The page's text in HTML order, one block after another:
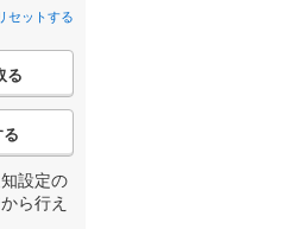
セットする
る
設定の
から行え
縄
する
する
する
する
する
見る
する